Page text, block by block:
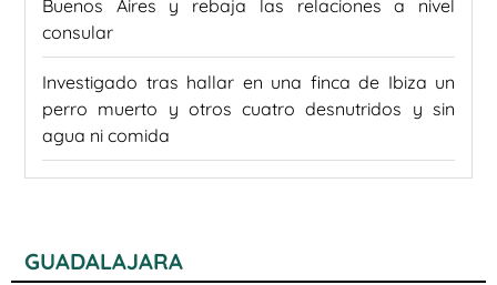
Buenos Aires y rebaja las relaciones a nivel
consular
Investigado tras hallar en una finca de Ibiza un
perro muerto y otros cuatro desnutridos y sin
agua ni comida
GUADALAJARA